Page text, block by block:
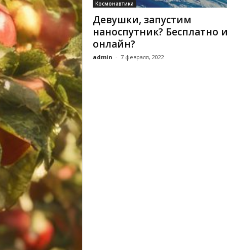
Космонавтика
Девушки, запустим
наноспутник? Бесплатно
онлайн?
admin - 7 февраля, 2022